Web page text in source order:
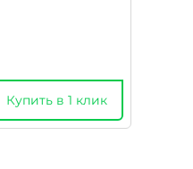
Купить в 1 клик